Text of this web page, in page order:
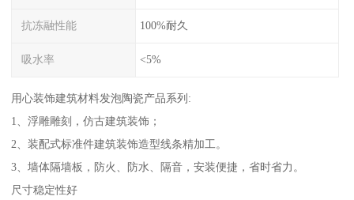
抗冻融性能 100%耐久
吸水率 <5%
用心装饰建筑材料发泡陶瓷产品系列:
1、浮雕雕刻，仿古建筑装饰；
2、装配式标准件建筑装饰造型线条精加工。
3、墙体隔墙板，防火、防水、隔音，安装便捷，省时省力。
尺寸稳定性好